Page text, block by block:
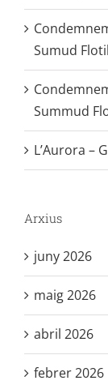
Sumud
Summud
L’Aurora –
Arxius
juny 2026
maig 2026
abril 2026
febrer 2026